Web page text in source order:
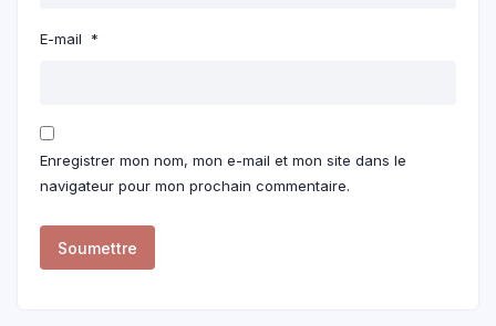
E-mail *
Enregistrer mon nom, mon e-mail et mon site dans le
navigateur pour mon prochain commentaire.